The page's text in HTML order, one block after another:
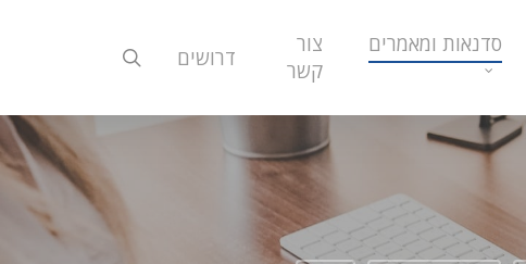
סדנאות ומאמרים
צור
קשר
דרושים